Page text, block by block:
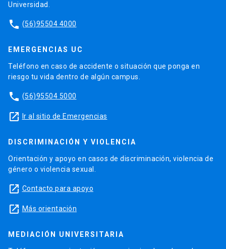
Universidad.
phone (56)95504 4000
EMERGENCIAS UC
Teléfono en caso de accidente o situación que ponga en
riesgo tu vida dentro de algún campus.
phone (56)95504 5000
launch Ir al sitio de Emergencias
DISCRIMINACIÓN Y VIOLENCIA
Orientación y apoyo en casos de discriminación, violencia de
género o violencia sexual.
launch Contacto para apoyo
launch Más orientación
MEDIACIÓN UNIVERSITARIA